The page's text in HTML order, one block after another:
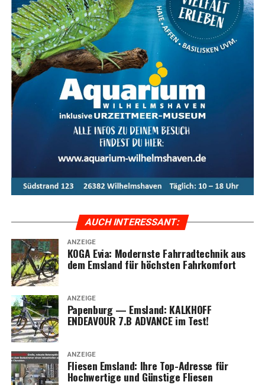
Fazit: Das KOGA Evia — Per­fek­te
Wahl für Radfahrkomfort
Das KOGA Evia ist die per­fek­te Wahl für alle, die uner­
reich­ten Rad­fahr­kom­fort mit stil­vol­lem Design und
moderns­ter Tech­no­lo­gie ver­bin­den möch­ten. Ent­de­cken
Sie das ulti­ma­ti­ve Fahr­erleb­nis mit dem KOGA Evia und
genie­ßen Sie jede Fahrt in vol­len Zügen.
Das KOGA Evia bie­tet ulti­ma­ti­ven Fahr­rad­
kom­fort, kom­bi­niert mit inno­va­ti­ver Tech­no­lo­gie und
stil­vol­lem Design. Ent­de­cken Sie die Vor­tei­le und Model­
le der Evia-Serie im Ems­land und erle­ben Sie moder­nen
AUCH INTER­ES­SANT:
ANZEIGE
KOGA Evia: Moderns­te Fahr­rad­tech­nik aus
dem Ems­land für höchs­ten Fahrkomfort
ANZEIGE
Papen­burg — Ems­land: KALKHOFF
ENDEAVOUR 7.B ADVANCE im Test!
ANZEIGE
Flie­sen Ems­land: Ihre Top-Adres­se für
Hoch­wer­ti­ge und Güns­ti­ge Fliesen